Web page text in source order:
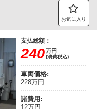
お気に入り
支払総額：
240万円
(消費税込)
車両価格:
228万円
諸費用:
12万円